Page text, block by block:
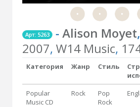
Арт: 5263 - Alison Moyet,
2007, W14 Music,
Категория Жанр Стиль
Popular
Music CD
Rock
Pop
Rock